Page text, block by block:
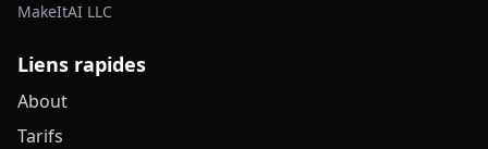
MakeItAI LLC
Liens rapides
About
Tarifs